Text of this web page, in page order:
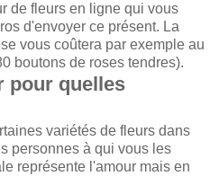
de fleurs en ligne qui vous
d'envoyer ce présent. La
vous coûtera par exemple au
boutons de roses tendres).
pour quelles
variétés de fleurs dans
personnes à qui vous les
représente l'amour mais en